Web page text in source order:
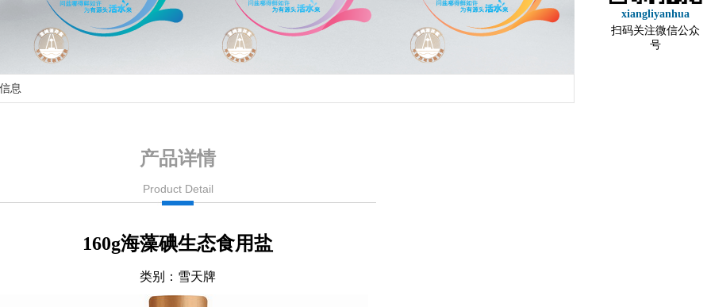
息
产品详情
Product Detail
160g海藻碘生态食用盐
类别：雪天牌
xiangliyanhua
扫码关注微信公众
号